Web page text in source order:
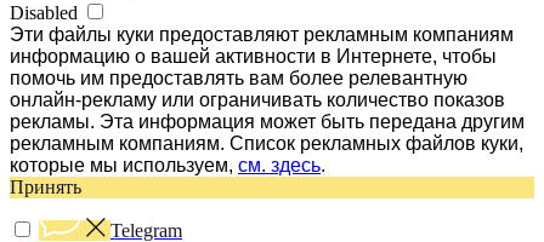
Disabled
Эти файлы куки предоставляют рекламным компаниям
информацию о вашей активности в Интернете, чтобы
помочь им предоставлять вам более релевантную
онлайн-рекламу или ограничивать количество показов
рекламы. Эта информация может быть передана другим
рекламным компаниям. Список рекламных файлов куки,
которые мы используем, см. здесь.
Принять
Telegram